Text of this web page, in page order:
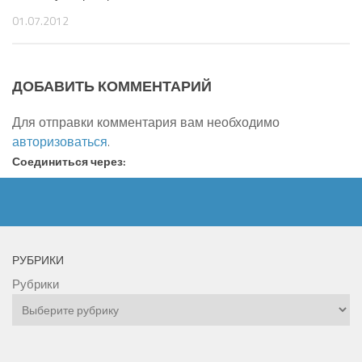
01.07.2012
ДОБАВИТЬ КОММЕНТАРИЙ
Для отправки комментария вам необходимо
авторизоваться.
Соединиться через:
РУБРИКИ
Рубрики